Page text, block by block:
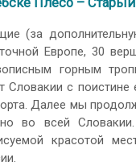
(за
Европе, 30
горным
Словакии с
Далее мы
во всей
красотой